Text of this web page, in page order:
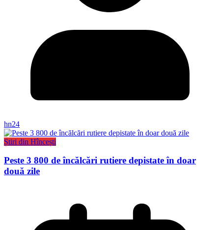
hn24
Știri din Hîncești
Peste 3 800 de încălcări rutiere depistate în doar
două zile